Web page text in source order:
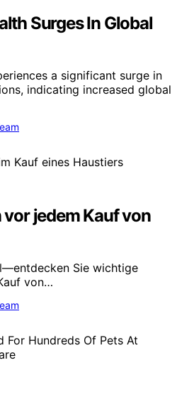
Surges In Global
a significant surge in
indicating increased global
vor jedem Kauf von
Sie wichtige
von…